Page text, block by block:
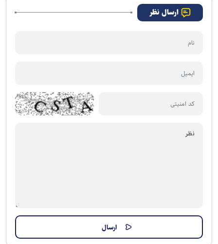
ارسال نظر